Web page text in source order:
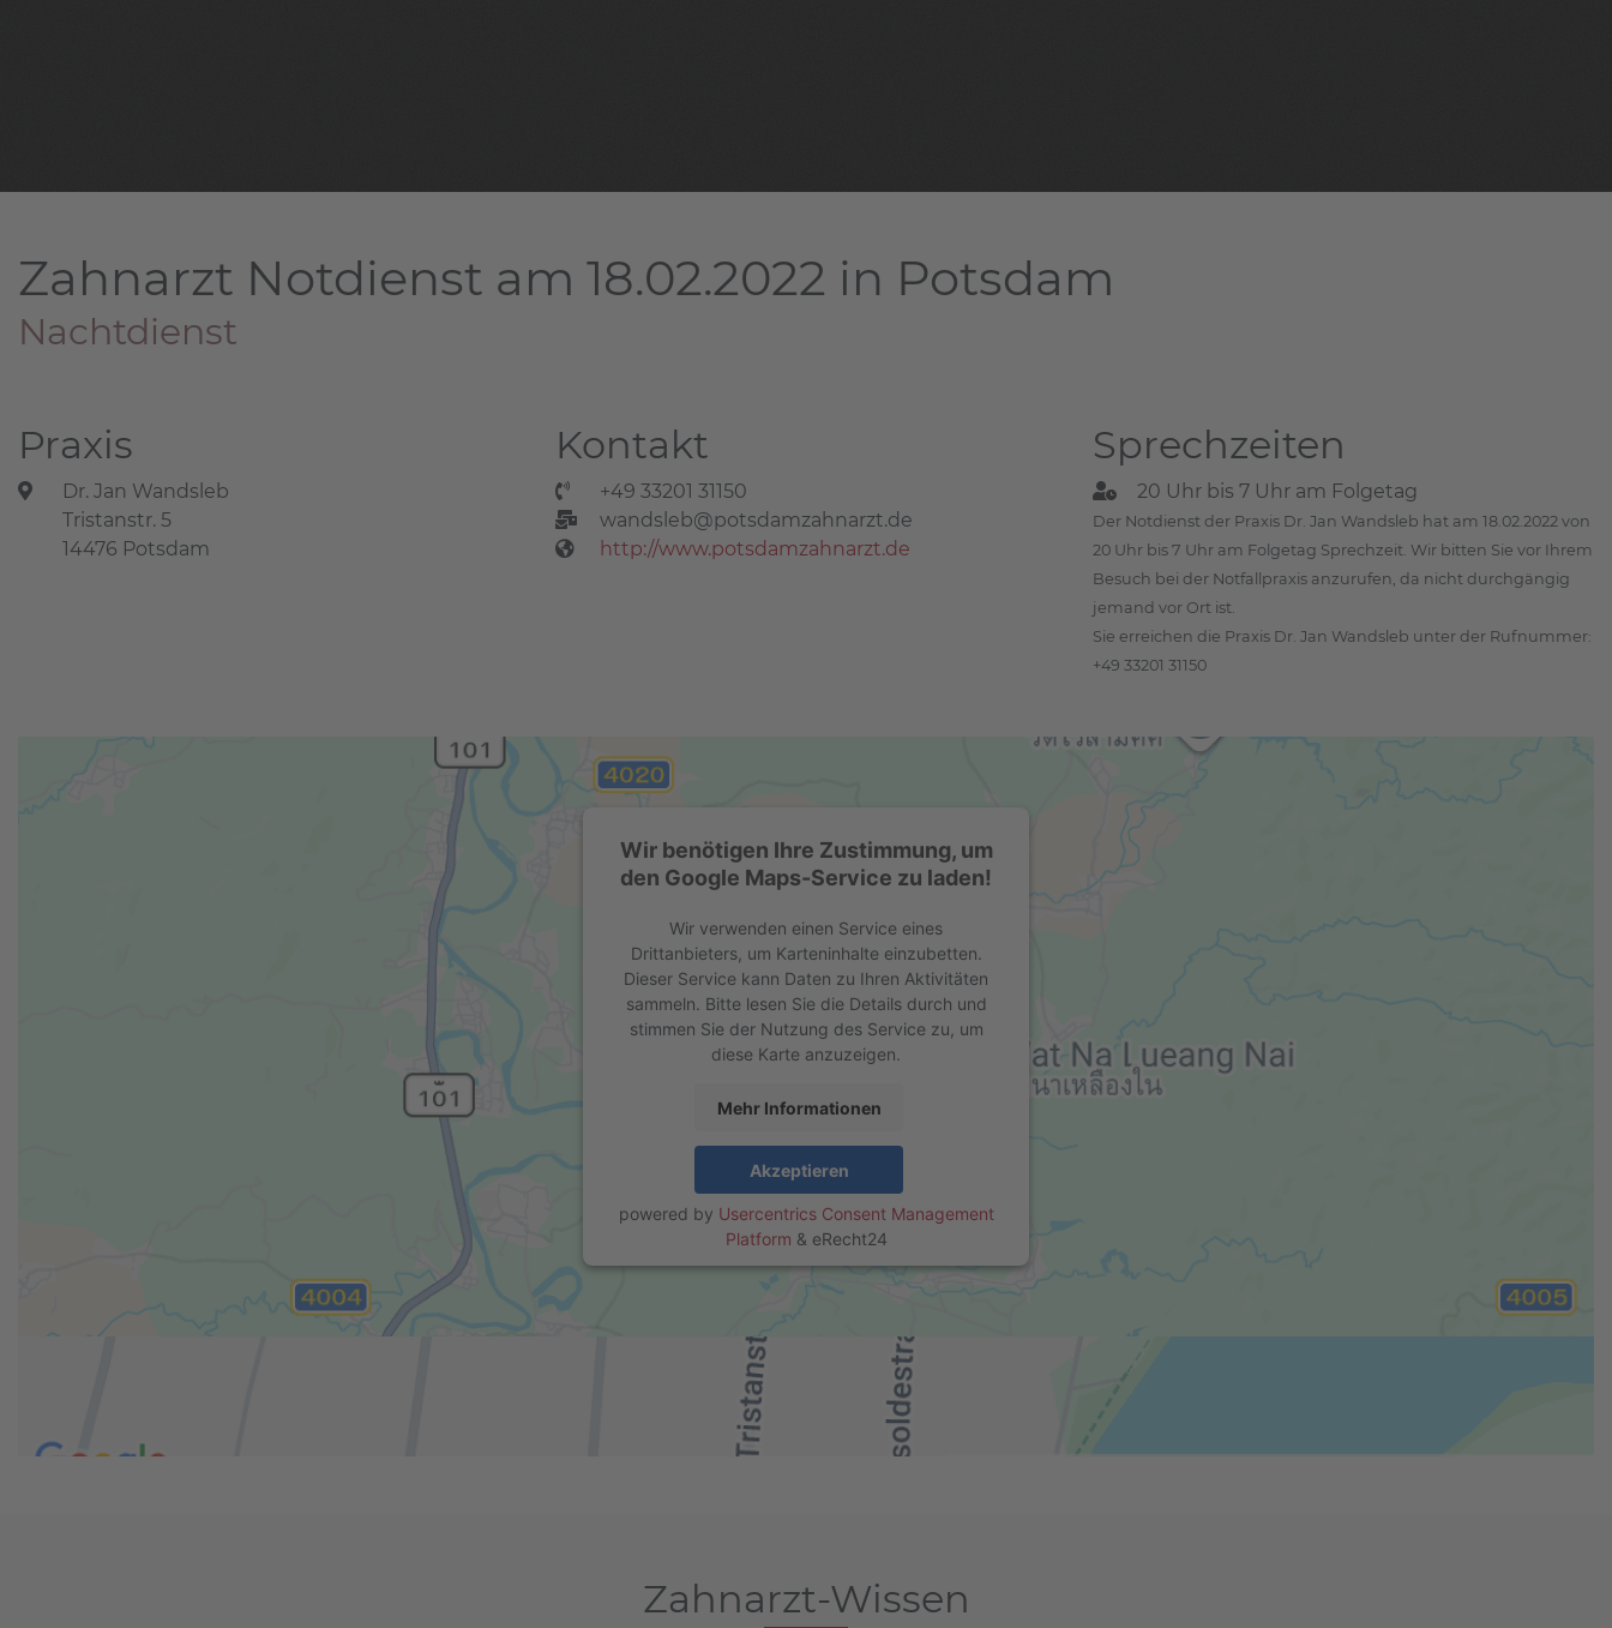
Zahnarzt Notdienst am 18.02.2022 in Potsdam
Nachtdienst
Praxis
Dr. Jan Wandsleb
Tristanstr. 5
14476 Potsdam
Kontakt
+49 33201 31150
wandsleb@potsdamzahnarzt.de
http://www.potsdamzahnarzt.de
Sprechzeiten
20 Uhr bis 7 Uhr am Folgetag
Der Notdienst der Praxis Dr. Jan Wandsleb hat am 18.02.2022 von
20 Uhr bis 7 Uhr am Folgetag Sprechzeit. Wir bitten Sie vor Ihrem
Besuch bei der Notfallpraxis anzurufen, da nicht durchgängig
jemand vor Ort ist.
Sie erreichen die Praxis Dr. Jan Wandsleb unter der Rufnummer:
+49 33201 31150
Wir benötigen Ihre Zustimmung, um
den Google Maps-Service zu laden!
Wir verwenden einen Service eines
Drittanbieters, um Karteninhalte einzubetten.
Dieser Service kann Daten zu Ihren Aktivitäten
sammeln. Bitte lesen Sie die Details durch und
stimmen Sie der Nutzung des Service zu, um
diese Karte anzuzeigen.
Mehr Informationen
Akzeptieren
powered by Usercentrics Consent Management
Platform & eRecht24
Zahnarzt-Wissen